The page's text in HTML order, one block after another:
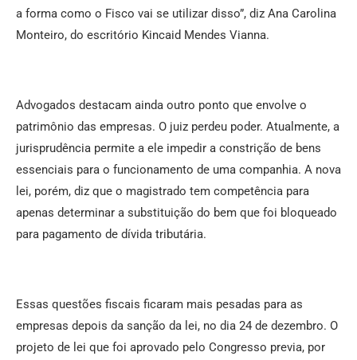
a forma como o Fisco vai se utilizar disso”, diz Ana Carolina
Monteiro, do escritório Kincaid Mendes Vianna.
Advogados destacam ainda outro ponto que envolve o
patrimônio das empresas. O juiz perdeu poder. Atualmente, a
jurisprudência permite a ele impedir a constrição de bens
essenciais para o funcionamento de uma companhia. A nova
lei, porém, diz que o magistrado tem competência para
apenas determinar a substituição do bem que foi bloqueado
para pagamento de dívida tributária.
Essas questões fiscais ficaram mais pesadas para as
empresas depois da sanção da lei, no dia 24 de dezembro. O
projeto de lei que foi aprovado pelo Congresso previa, por